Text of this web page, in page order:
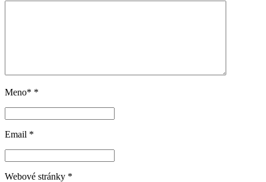
Meno* *
Email *
Webové stránky *